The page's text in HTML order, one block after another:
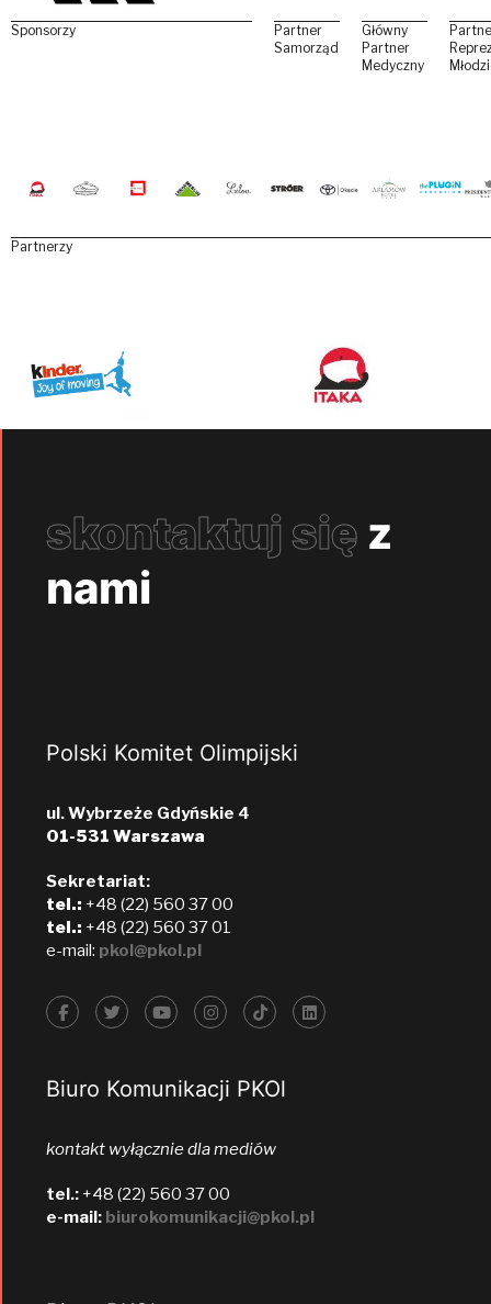
Sponsorzy
Partner
Samorządowy
Główny
Partner
Medyczny
Partnerzy
skontaktuj się z
nami
Polski Komitet Olimpijski
ul. Wybrzeże Gdyńskie 4
01-531 Warszawa
Sekretariat:
tel.: +48 (22) 560 37 00
tel.: +48 (22) 560 37 01
e-mail: pkol@pkol.pl
Biuro Komunikacji PKOl
kontakt wyłącznie dla mediów
tel.: +48 (22) 560 37 00
e-mail: biurokomunikacji@pkol.pl